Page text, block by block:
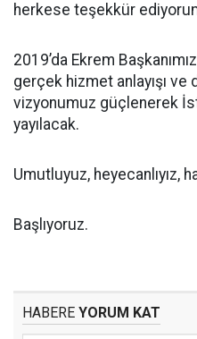
herkese teşekkür
2019’da Ekrem
gerçek hizmet anlayışı
vizyonumuz güçlenerek
yayılacak.
Umutluyuz, heyecanlıyız,
Başlıyoruz.
HABERE YORUM KAT